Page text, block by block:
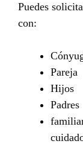
Puedes
con:
Pareja
Hijos
Padres